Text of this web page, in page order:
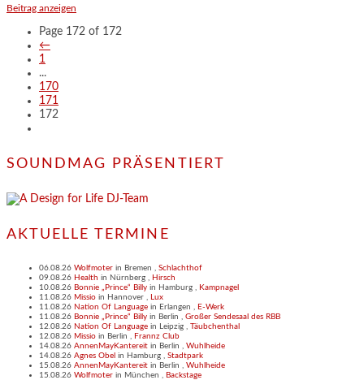
Beitrag anzeigen
Page 172 of 172
←
1
...
170
171
172
SOUNDMAG PRÄSENTIERT
AKTUELLE TERMINE
06.08.26 Wolfmoter in Bremen
Schlachthof
09.08.26 Health in Nürnberg
Hirsch
10.08.26 Bonnie „Prince“ Billy in Hamburg
Kampnagel
11.08.26 Missio in Hannover
Lux
11.08.26 Nation Of Language in Erlangen
E-Werk
11.08.26 Bonnie „Prince“ Billy in Berlin
Großer Sendesaal des RBB
12.08.26 Nation Of Language in Leipzig
Täubchenthal
12.08.26 Missio in Berlin
Frannz Club
14.08.26 AnnenMayKantereit in Berlin
Wuhlheide
14.08.26 Agnes Obel in Hamburg
Stadtpark
15.08.26 AnnenMayKantereit in Berlin
Wuhlheide
15.08.26 Wolfmoter in München Backstage